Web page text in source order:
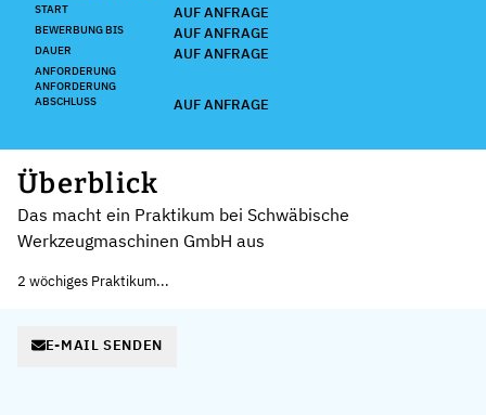
START AUF ANFRAGE
BEWERBUNG BIS AUF ANFRAGE
DAUER AUF ANFRAGE
ANFORDERUNG
ANFORDERUNG
ABSCHLUSS
AUF ANFRAGE
Überblick
Das macht ein Praktikum bei Schwäbische
Werkzeugmaschinen GmbH aus
2 wöchiges Praktikum...
E-MAIL SENDEN